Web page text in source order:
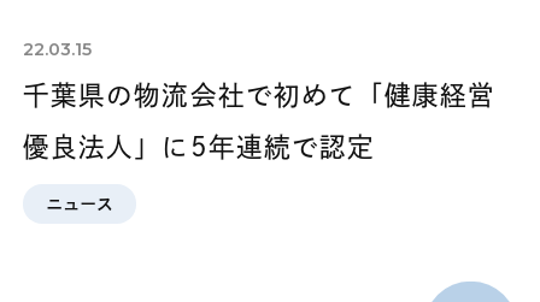
22.03.15
千葉県の物流会社で初めて「健康経営
優良法人」に5年連続で認定
ニュース